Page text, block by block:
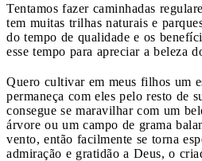
Tentamos fazer caminhadas
tem muitas trilhas naturais e
do tempo de qualidade e os
esse tempo para apreciar a beleza
Quero cultivar em meus filhos um
permaneça com eles pelo resto de
consegue se maravilhar com um
árvore ou um campo de grama
vento, então facilmente se torna
admiração e gratidão a Deus, o